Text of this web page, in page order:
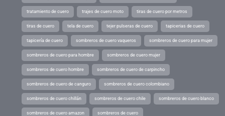
tratamiento de cuero trajes de cuero moto tiras de cuero por metros
tiras de cuero tela de cuero tejer pulseras de cuero tapicerias de cuero
tapicería de cuero sombreros de cuero vaqueros sombreros de cuero para mujer
sombreros de cuero para hombre sombreros de cuero mujer
sombreros de cuero hombre sombreros de cuero de carpincho
sombreros de cuero de canguro sombreros de cuero colombiano
sombreros de cuero chillán sombreros de cuero chile sombreros de cuero blanco
sombreros de cuero amazon sombreros de cuero